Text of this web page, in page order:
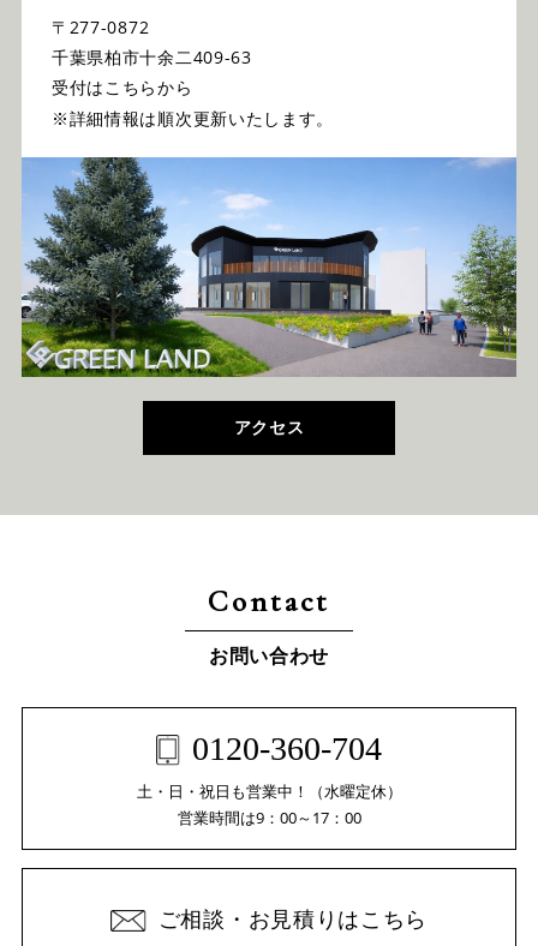
〒277-0872
千葉県柏市十余二409-63
受付はこちらから
※詳細情報は順次更新いたします。
アクセス
Contact
お問い合わせ
0120-360-704
土・日・祝日も営業中！（水曜定休）
営業時間は9：00～17：00
ご相談・お見積りはこちら